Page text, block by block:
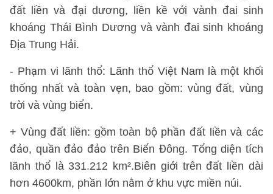
đất liền và đại dương, liền kề với vành đai sinh
khoáng Thái Bình Dương và vành đai sinh khoáng
Địa Trung Hải.
- Phạm vi lãnh thổ: Lãnh thổ Việt Nam là một khối
thống nhất và toàn vẹn, bao gồm: vùng đất, vùng
trời và vùng biển.
+ Vùng đất liền: gồm toàn bộ phần đất liền và các
đảo, quần đảo đảo trên Biển Đông. Tổng diện tích
lãnh thổ là 331.212 km².Biên giới trên đất liền dài
hơn 4600km, phần lớn nằm ở khu vực miền núi.